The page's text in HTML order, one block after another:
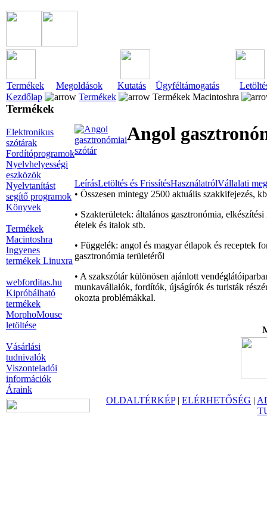
Termékek Megoldások Kutatás Ügyféltámogatás
Kezdőlap
Termékek Termékek Macintoshra
Termékek
Elektronikus
szótárak
Fordítóprogramok
Nyelvhelyességi
eszközök
Nyelvtanítást
segítő programok
Könyvek
Termékek
Macintoshra
Ingyenes
termékek Linuxra
webforditas.hu
Kipróbálható
termékek
MorphoMouse
letöltése
Vásárlási
tudnivalók
Viszonteladói
információk
Áraink
Angol
LeírásLetöltés és FrissítésHasználatrólVállalati
• Összesen mintegy 2500 aktuális szakkifejezés,
• Szakterületek: általános gasztronómia,
ételek és italok stb.
• Függelék: angol és magyar étlapok és receptek
gasztronómia területéről
• A szakszótár különösen ajánlott
munkavállalók, fordítók, újságírók és turisták
okozta problémákkal.
OLDALTÉRKÉP| ELÉRHETŐSÉG |